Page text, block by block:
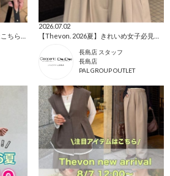
2026.07.02
長島店 スタッフ
長島店
PAL GROUP OUTLET